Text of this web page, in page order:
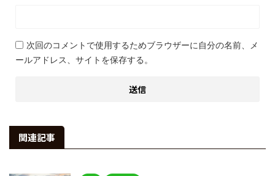
次回のコメントで使用するためブラウザーに自分の名前、メ
ールアドレス、サイトを保存する。
関連記事